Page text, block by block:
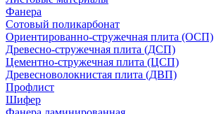
Фанера
Сотовый поликарбонат
Ориентированно-стружечная плита (ОСП)
Древесно-стружечная плита (ДСП)
Цементно-стружечная плита (ЦСП)
Древесноволокнистая плита (ДВП)
Профлист
Шифер